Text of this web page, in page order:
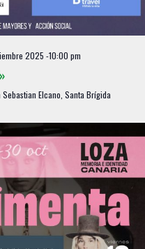
2025 -10:00 pm
Sebastian Elcano, Santa Brígida